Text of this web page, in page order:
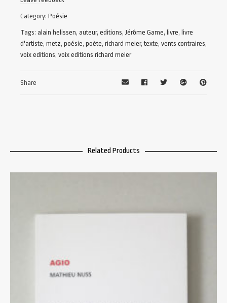
Category: Poésie
Tags: alain helissen, auteur, editions, Jérôme Game, livre, livre
d'artiste, metz, poésie, poète, richard meier,texte, vents contraires,
voix editions, voix editions richard meier
Share
Related Products